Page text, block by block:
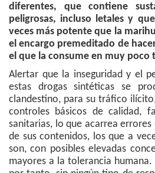
diferentes, que contiene
peligrosas, incluso letales y
veces más potente que la
el encargo premeditado de
el que la consume en muy poco
Alertar que la inseguridad y el
estas drogas sintéticas se
clandestino, para su tráfico
controles básicos de calidad,
sanitarias, lo que acarrea errores
de sus contenidos, los que a
son, con posibles elevadas
mayores a la tolerancia humana.